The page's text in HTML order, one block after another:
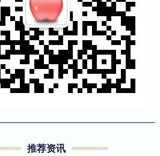
推荐资讯